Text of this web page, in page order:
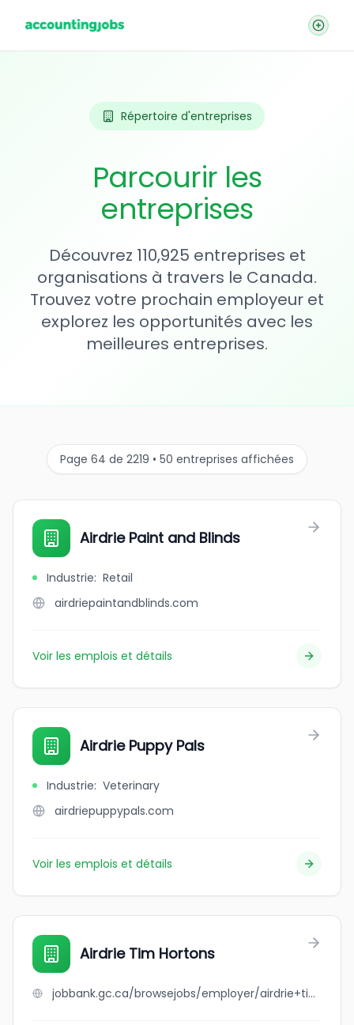
Répertoire d'entreprises
Parcourir les
entreprises
Découvrez 110,925 entreprises et
organisations à travers le Canada.
Trouvez votre prochain employeur et
explorez les opportunités avec les
meilleures entreprises.
Page 64 de 2219 • 50 entreprises affichées
Airdrie Paint and Blinds
Industrie: Retail
airdriepaintandblinds.com
Voir les emplois et détails
Airdrie Puppy Pals
Industrie: Veterinary
airdriepuppypals.com
Voir les emplois et détails
Airdrie Tim Hortons
jobbank.gc.ca/browsejobs/employer/airdrie+tim+hortons/ca